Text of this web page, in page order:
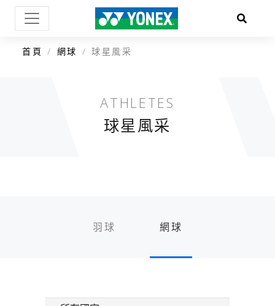
首頁 網球 球星風采
ATHLETES
球星風采
羽球 網球